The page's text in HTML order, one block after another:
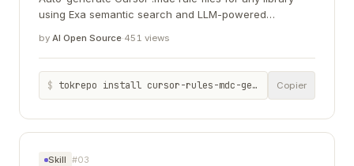
using Exa semantic search and LLM-powered
by AI Open Source·451 views
$ tokrepo install cursor-rules-mdc-generator-auto-generate-docs-8ced00e7 Copier
Skill #03